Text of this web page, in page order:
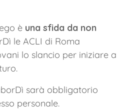
è una sfida da non
le ACLI di Roma
lo slancio per iniziare a
sarà obbligatorio
personale.